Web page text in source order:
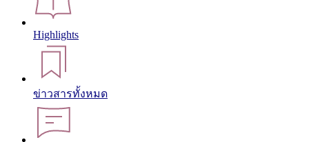
Highlights
ข่าวสารทั้งหมด